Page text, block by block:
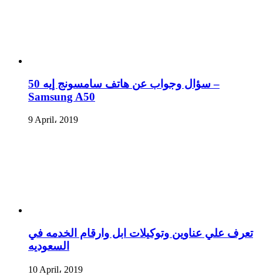
سؤال وجواب عن هاتف سامسونج إيه 50 –
Samsung A50
9 April، 2019
تعرف علي عناوين وتوكيلات ابل وارقام الخدمه في
السعوديه
10 April، 2019